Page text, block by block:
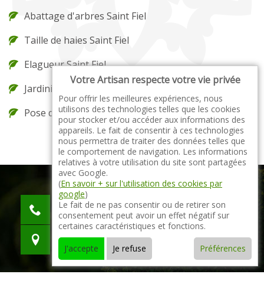
Abattage d'arbres Saint Fiel
Taille de haies Saint Fiel
Elagueur Saint Fiel
Jardinier Saint Fiel
Pose de gazon en rouleau Saint Fiel
indisponible
indisponible
indisponible
Votre Artisan respecte votre vie privée
Pour offrir les meilleures expériences, nous
utilisons des technologies telles que les cookies
pour stocker et/ou accéder aux informations des
appareils. Le fait de consentir à ces technologies
nous permettra de traiter des données telles que
le comportement de navigation. Les informations
relatives à votre utilisation du site sont partagées
avec Google.
(En savoir + sur l'utilisation des cookies par
google)
Le fait de ne pas consentir ou de retirer son
consentement peut avoir un effet négatif sur
certaines caractéristiques et fonctions.
J'accepte
Je refuse Préférences